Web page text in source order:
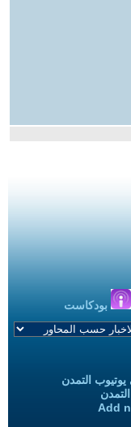
بودكاست
التمدن
Add